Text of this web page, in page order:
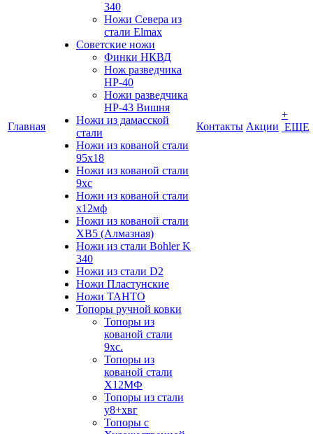
Главная
340
Ножи Севера из
стали Elmax
Советские ножи
Финки НКВД
Нож разведчика
НР-40
Ножи разведчика
НР-43 Вишня
Ножи из дамасской
стали
Ножи из кованой стали
95х18
Ножи из кованой стали
9хс
Ножи из кованой стали
х12мф
Ножи из кованой стали
ХВ5 (Алмазная)
Ножи из стали Bohler K
340
Ножи из стали D2
Ножи Пластунские
Ножи ТАНТО
Топоры ручной ковки
Топоры из
кованой стали
9хс.
Топоры из
кованой стали
Х12МФ
Топоры из стали
у8+хвг
Топоры с
Контакты Акции
+
ЕЩЕ